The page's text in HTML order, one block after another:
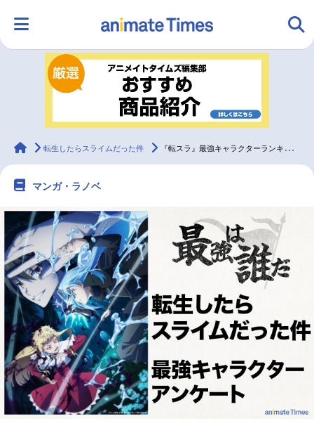
ランキング アニメ
ラジオ
2.5次元 配信・Vtuber トレンド 無料マンガ
最新記事一覧
アニメ記事一覧 声優記事一覧
アニメ映画一覧 実写化映画一覧
今期アニメ曜日別一覧
春アニメ 夏アニメ
animateTimes
転生したらスライムだった件 『転スラ』最強キャラクターランキング アンケート実施中
マンガ・ラノベ